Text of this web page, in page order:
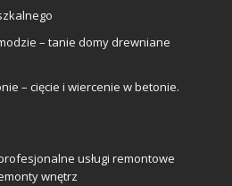
– tanie domy drewniane
– cięcie i wiercenie w betonie.
usługi remontowe
wnętrz